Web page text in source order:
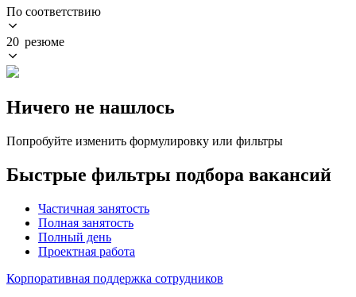
По соответствию
20 резюме
Ничего не нашлось
Попробуйте изменить формулировку или фильтры
Быстрые фильтры подбора вакансий
Частичная занятость
Полная занятость
Полный день
Проектная работа
Корпоративная поддержка сотрудников